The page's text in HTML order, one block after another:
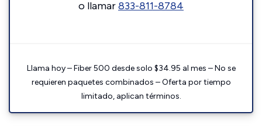
o llamar833-811-8784
Llama hoy – Fiber 500 desde solo $34.95 al mes – No se
requieren paquetes combinados – Oferta por tiempo
limitado, aplican términos.